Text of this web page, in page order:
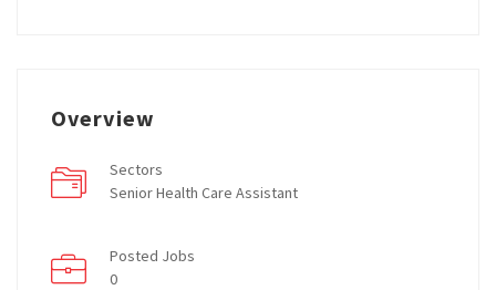
Overview
Sectors
Senior Health Care Assistant
Posted Jobs
0